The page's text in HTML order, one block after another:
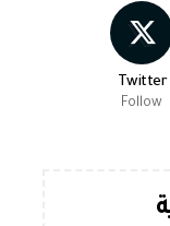
Twitter
Follow